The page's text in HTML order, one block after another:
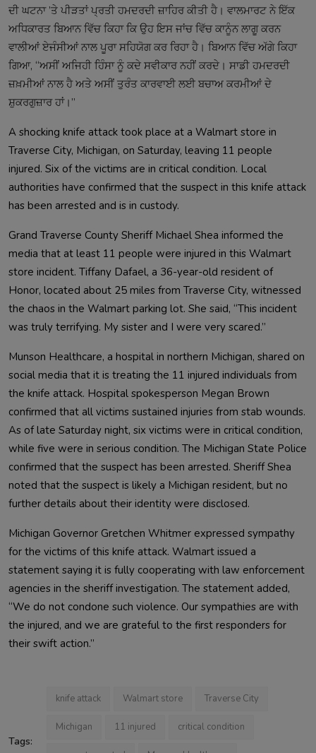
ਦੀ ਘਟਨਾ ’ਤੇ ਪੀੜਤਾਂ ਪ੍ਰਤੀ ਹਮਦਰਦੀ ਜ਼ਾਹਿਰ ਕੀਤੀ ਹੈ। ਵਾਲਮਾਰਟ ਨੇ ਇੱਕ
ਅਧਿਕਾਰਤ ਬਿਆਨ ਵਿੱਚ ਕਿਹਾ ਕਿ ਉਹ ਇਸ ਜਾਂਚ ਵਿੱਚ ਕਾਨੂੰਨ ਲਾਗੂ ਕਰਨ
ਵਾਲੀਆਂ ਏਜੰਸੀਆਂ ਨਾਲ ਪੂਰਾ ਸਹਿਯੋਗ ਕਰ ਰਿਹਾ ਹੈ। ਬਿਆਨ ਵਿੱਚ ਅੱਗੇ ਕਿਹਾ
ਗਿਆ, “ਅਸੀਂ ਅਜਿਹੀ ਹਿੰਸਾ ਨੂੰ ਕਦੇ ਸਵੀਕਾਰ ਨਹੀਂ ਕਰਦੇ। ਸਾਡੀ ਹਮਦਰਦੀ
ਜ਼ਖ਼ਮੀਆਂ ਨਾਲ ਹੈ ਅਤੇ ਅਸੀਂ ਤੁਰੰਤ ਕਾਰਵਾਈ ਲਈ ਬਚਾਅ ਕਰਮੀਆਂ ਦੇ
ਸ਼ੁਕਰਗੁਜ਼ਾਰ ਹਾਂ।”
A shocking knife attack took place at a Walmart store in
Traverse City, Michigan, on Saturday, leaving 11 people
injured. Six of the victims are in critical condition. Local
authorities have confirmed that the suspect in this knife attack
Grand Traverse County Sheriff Michael Shea informed the
media that at least 11 people were injured in this Walmart
store incident. Tiffany Dafael, a 36-year-old resident of
Honor, located about 25 miles from Traverse City, witnessed
the chaos in the Walmart parking lot. She said, “This incident
Munson Healthcare, a hospital in northern Michigan, shared on
social media that it is treating the 11 injured individuals from
the knife attack. Hospital spokesperson Megan Brown
confirmed that all victims sustained injuries from stab wounds.
As of late Saturday night, six victims were in critical condition,
while five were in serious condition. The Michigan State Police
confirmed that the suspect has been arrested. Sheriff Shea
noted that the suspect is likely a Michigan resident, but no
Michigan Governor Gretchen Whitmer expressed sympathy
for the victims of this knife attack. Walmart issued a
statement saying it is fully cooperating with law enforcement
agencies in the sheriff investigation. The statement added,
“We do not condone such violence. Our sympathies are with
the injured, and we are grateful to the first responders for
their swift action.”
Tags:
knife attack Walmart store Traverse City
Michigan 11 injured critical condition